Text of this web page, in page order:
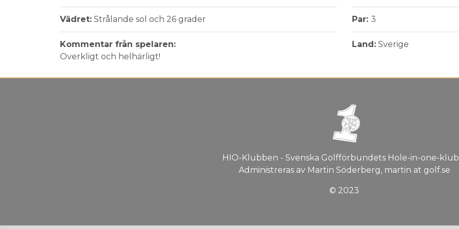
Vädret: Strålande sol och 26 grader
Kommentar från spelaren:
Overkligt och helhärligt!
Par: 3
Land: Sverige
HIO-Klubben - Svenska Golfförbundets Hole-in-one-
Administreras av Martin Söderberg, martin at golf.se
© 2023